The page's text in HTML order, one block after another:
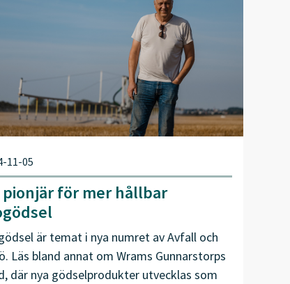
11-05
pionjär för mer hållbar
är temat i nya numret av Avfall och
Läs bland annat om Wrams Gunnarstorps
där nya gödselprodukter utvecklas som